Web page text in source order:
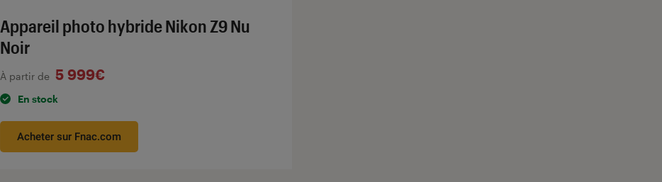
Appareil photo hybride Nikon Z9 Nu
Noir
À partir de 5 999€
En stock
Acheter sur Fnac.com